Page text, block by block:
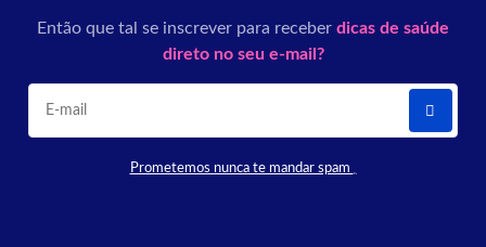
Então que tal se inscrever para receber dicas de saúde
direto no seu e-mail?
Prometemos nunca te mandar spam